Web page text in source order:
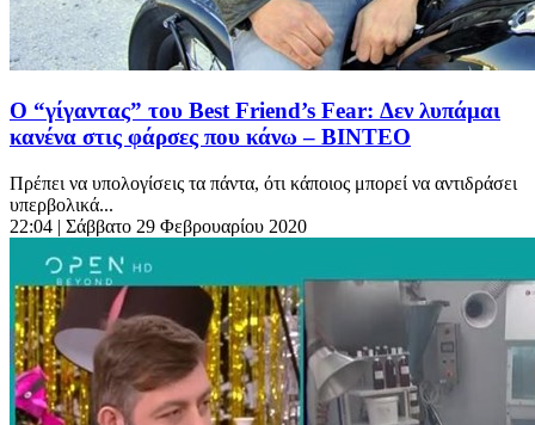
Ο “γίγαντας” του Best Friend’s Fear: Δεν λυπάμαι
κανένα στις φάρσες που κάνω – BINTEO
Πρέπει να υπολογίσεις τα πάντα, ότι κάποιος μπορεί να αντιδράσει
υπερβολικά...
22:04 | Σάββατο 29 Φεβρουαρίου 2020